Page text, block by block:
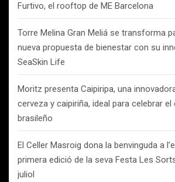
Furtivo, el rooftop de ME Barcelona
Torre Melina Gran Meliá se transforma
nueva propuesta de bienestar con su
SeaSkin Life
Moritz presenta Caipiripa, una
cerveza y caipiriña, ideal para celebrar
brasileño
El Celler Masroig dona la benvinguda a
primera edició de la seva Festa Les
juliol